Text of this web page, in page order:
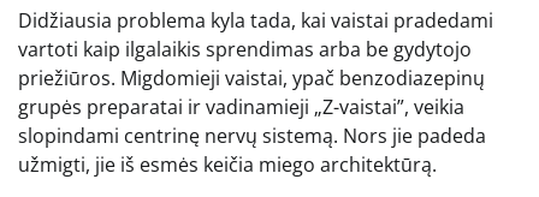
Didžiausia problema kyla tada, kai vaistai pradedami
vartoti kaip ilgalaikis sprendimas arba be gydytojo
priežiūros. Migdomieji vaistai, ypač benzodiazepinų
grupės preparatai ir vadinamieji „Z-vaistai”, veikia
slopindami centrinę nervų sistemą. Nors jie padeda
užmigti, jie iš esmės keičia miego architektūrą.